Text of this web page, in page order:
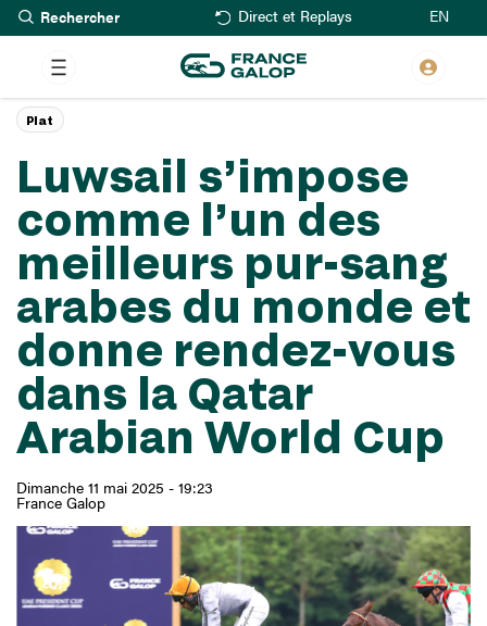
Aller
au
contenu
principal
Rechercher Direct et Replays EN
Luwsail s’impose
comme l’un des
meilleurs pur-sang
arabes du monde et
donne rendez-vous
dans la Qatar
Arabian World Cup
Dimanche 11 mai 2025 - 19:23
France Galop
Plat